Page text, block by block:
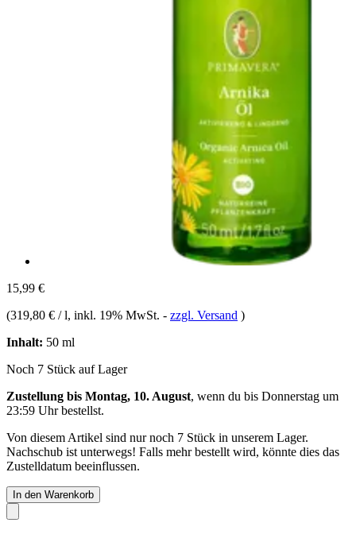
15,99 €
(319,80 € / l, inkl. 19% MwSt. - zzgl. Versand )
Inhalt: 50 ml
Noch 7 Stück auf Lager
Zustellung bis Montag, 10. August, wenn du bis Donnerstag um
23:59 Uhrbestellst.
Von diesem Artikel sind nur noch 7 Stück in unserem Lager.
Nachschub ist unterwegs! Falls mehr bestellt wird, könnte dies das
Zustelldatum beeinflussen.
In den Warenkorb